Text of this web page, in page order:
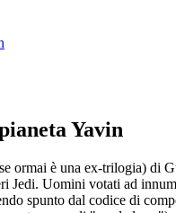
Yavin
ormai è una ex-trilogia) di
Jedi. Uomini votati ad
spunto dal codice di